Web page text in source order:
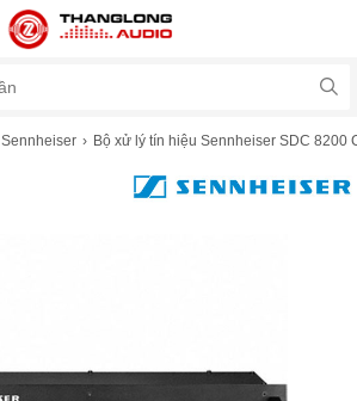
Sennheiser Bộ xử lý tín hiệu Sennheiser SDC 8200